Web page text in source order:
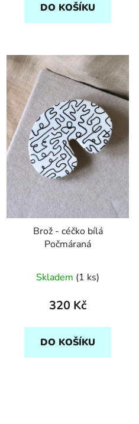
DO KOŠÍKU
Brož - céčko bílá
Počmáraná
Skladem (1 ks)
320 Kč
DO KOŠÍKU